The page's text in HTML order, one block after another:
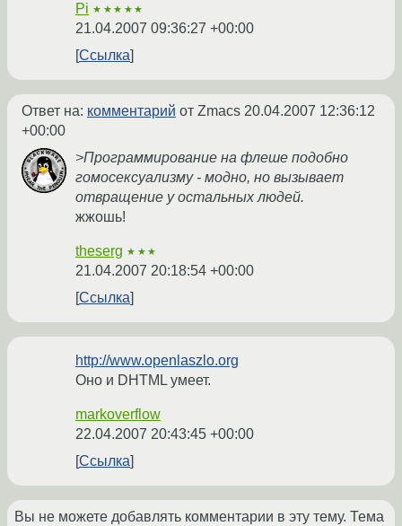
Pi ★★★★★
21.04.2007 09:36:27 +00:00
Ссылка
Ответ на: комментарий от Zmacs 20.04.2007 12:36:12
+00:00
>Программирование на флеше подобно
гомосексуализму - модно, но вызывает
отвращение у остальных людей.
жжошь!
theserg ★★★
21.04.2007 20:18:54 +00:00
Ссылка
http://www.openlaszlo.org
Оно и DHTML умеет.
markoverflow
22.04.2007 20:43:45 +00:00
Ссылка
Вы не можете добавлять комментарии в эту тему. Тема